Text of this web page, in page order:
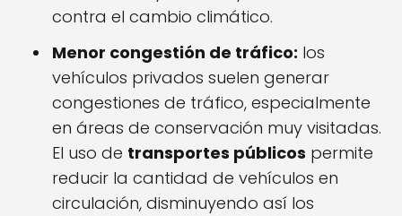
contra el cambio climático.
Menor congestión de tráfico: los
vehículos privados suelen generar
congestiones de tráfico, especialmente
en áreas de conservación muy visitadas.
El uso de transportes públicos permite
reducir la cantidad de vehículos en
circulación, disminuyendo así los